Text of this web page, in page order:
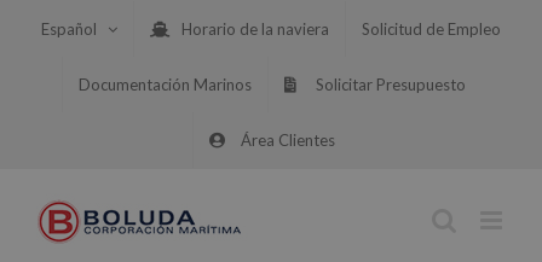
Español Horario de la naviera Solicitud de Empleo
Documentación Marinos Solicitar Presupuesto
Área Clientes